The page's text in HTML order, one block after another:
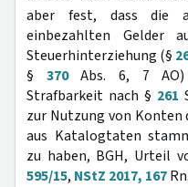
aber fest, dass die
einbezahlten Gelder
Steuerhinterziehung (§
§ 370Abs. 6, 7 AO)
Strafbarkeit nach § 261
zur Nutzung von Konten
aus Katalogtaten
zu haben, BGH, Urteil
595/15, NStZ 2017, 167